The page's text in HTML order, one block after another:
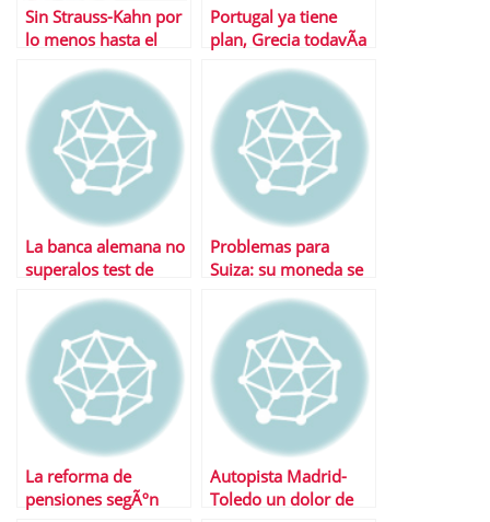
Sin Strauss-Kahn por
lo menos hasta el
Portugal ya tiene
plan, Grecia todavÃ­a
La banca alemana no
superalos test de
Problemas para
Suiza: su moneda se
La reforma de
pensiones segÃºn
Autopista Madrid-
Toledo un dolor de